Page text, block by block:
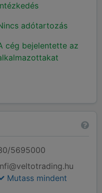
adótartozás
cég bejelentette az
5695000
Mutass mindent